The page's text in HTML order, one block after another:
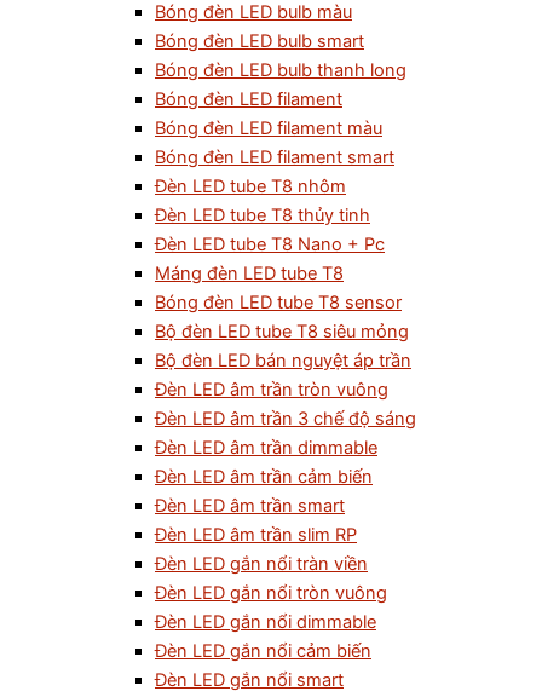
Bóng đèn LED bulb màu
Bóng đèn LED bulb smart
Bóng đèn LED bulb thanh long
Bóng đèn LED filament
Bóng đèn LED filament màu
Bóng đèn LED filament smart
Đèn LED tube T8 nhôm
Đèn LED tube T8 thủy tinh
Đèn LED tube T8 Nano + Pc
Máng đèn LED tube T8
Bóng đèn LED tube T8 sensor
Bộ đèn LED tube T8 siêu mỏng
Bộ đèn LED bán nguyệt áp trần
Đèn LED âm trần tròn vuông
Đèn LED âm trần 3 chế độ sáng
Đèn LED âm trần dimmable
Đèn LED âm trần cảm biến
Đèn LED âm trần smart
Đèn LED âm trần slim RP
Đèn LED gắn nổi tràn viền
Đèn LED gắn nổi tròn vuông
Đèn LED gắn nổi dimmable
Đèn LED gắn nổi cảm biến
Đèn LED gắn nổi smart